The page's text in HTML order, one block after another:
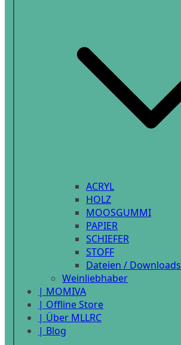
ACRYL
HOLZ
MOOSGUMMI
PAPIER
SCHIEFER
STOFF
Dateien / Downloads
Weinliebhaber
| MOMIVA
| Offline Store
| Über MLLRC
| Blog